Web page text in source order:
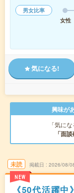
男女比率
女性
気になる!
興味が
「気に
「面
未読
NEW
掲載日 2026/08/
《50代活躍